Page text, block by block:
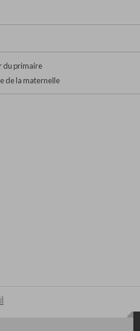
du primaire
de la maternelle